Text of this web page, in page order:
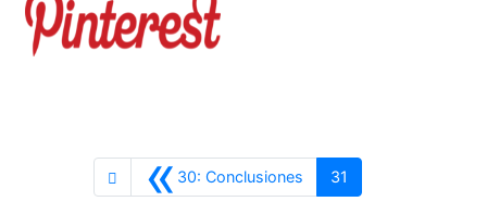
«30: ConclusionesAnterior
31